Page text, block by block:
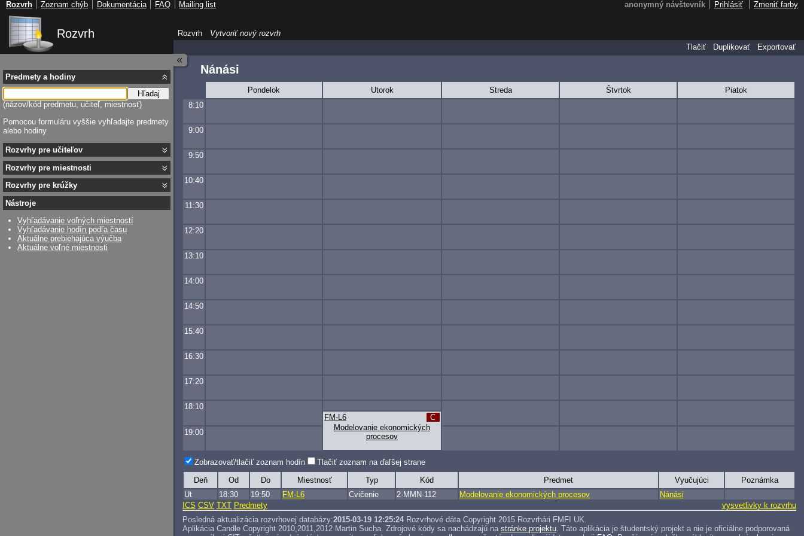
Rozvrh
Nánási
Pondelok Utorok Streda Štvrtok
Piatok
8:10
9:00
9:50
10:40
11:30
12:20
13:10
14:00
14:50
15:40
16:30
17:20
18:10
Modelovanie ekonomických
procesov
FM-L6
C
19:00
Zobrazovať/tlačiť zoznam hodín Tlačiť zoznam na ďaľšej strane
Deň Od Do Miestnosť Typ Kód Predmet Vyučujúci
Poznámka
Ut
18:30 19:50 FM-L6 Cvičenie 2-MMN-112 Modelovanie ekonomických procesov
Nánási
ICS CSV TXT Predmety
vysvetlivky k rozvrhu
Posledná aktualizácia rozvrhovej databázy:2015-03-19 12:25:24 Rozvrhové dáta Copyright 2015 Rozvrhári FMFI UK.
Aplikácia Candle Copyright 2010,2011,2012 Martin Sucha. Zdrojové kódy sa nachádzajú na stránke projektu . Táto aplikácia je študentský projekt a nie je oficiálne podporovaná
Predmety a hodiny
Hľadaj
(názov/kód predmetu, učiteľ, miestnosť)
Pomocou formuláru vyššie vyhľadajte predmety
alebo hodiny
Rozvrhy pre učiteľov
Rozvrhy pre miestnosti
Rozvrhy pre krúžky
Nástroje
Vyhľadávanie voľných miestností
Vyhľadávanie hodín podľa času
Aktuálne prebiehajúca výučba
Aktuálne voľné miestnosti
Rozvrh
Vytvoriť nový rozvrh
Tlačiť
Duplikovať Exportovať
anonymný návštevník Prihlásiť Zmeniť farby
Rozvrh Zoznam chýb Dokumentácia FAQ Mailing list